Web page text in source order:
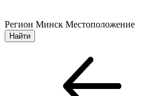
Регион Минск Местоположение